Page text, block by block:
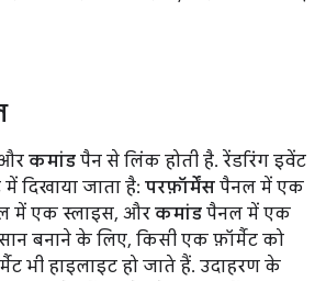
कमांड पैन से लिंक होती है. रेंडरिंग इवेंट
में दिखाया जाता है: परफ़ॉर्मेंस पैनल में एक
में एक स्लाइस, औरकमांड पैनल में एक
बनाने के लिए, किसी एक फ़ॉर्मैट को
भी हाइलाइट हो जाते हैं. उदाहरण के